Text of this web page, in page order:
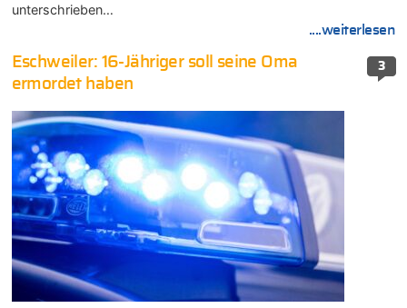
unterschrieben…
....weiterlesen
3
Eschweiler: 16-Jähriger soll seine Oma
ermordet haben